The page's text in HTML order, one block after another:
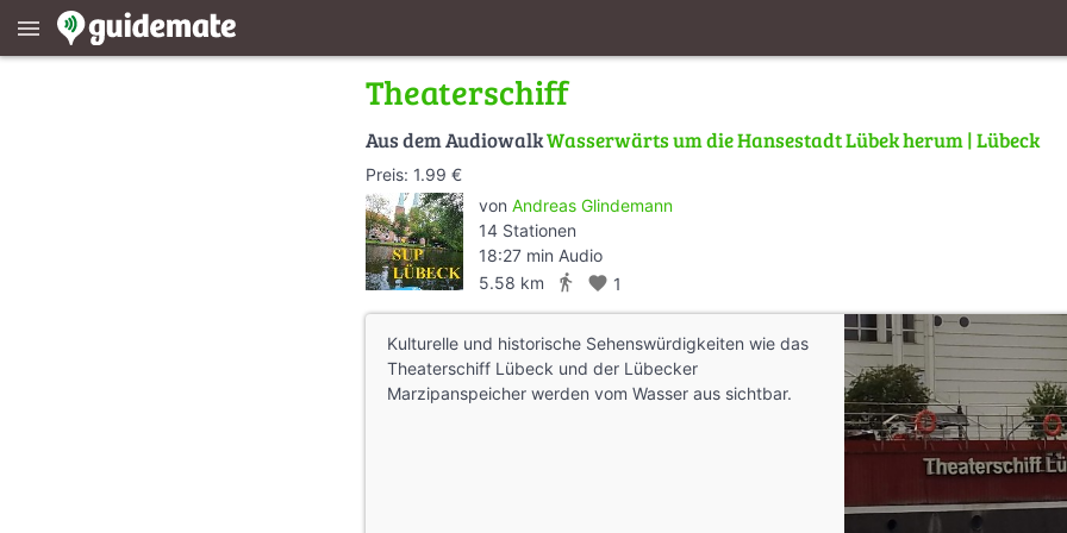
menu
Theaterschiff
Aus dem AudiowalkWasserwärts um die Hansestadt Lübek herum | Lübeck
Preis: 1.99 €
von Andreas Glindemann
14 Stationen
18:27 min Audio
5.58 km
directions_walk favorite 1
Kulturelle und historische Sehenswürdigkeiten wie das
Theaterschiff Lübeck und der Lübecker
Marzipanspeicher werden vom Wasser aus sichtbar.